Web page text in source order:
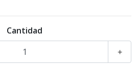
Cantidad
+